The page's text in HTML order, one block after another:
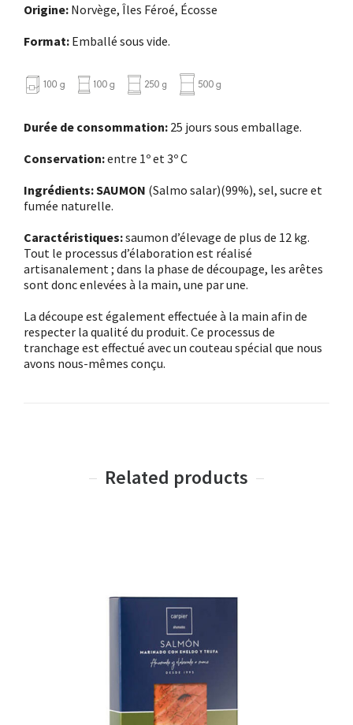
Origine: Norvège, Îles Féroé, Écosse
Format: Emballé sous vide.
Durée de consommation: 25 jours sous emballage.
Conservation:entre 1º et 3º C
Ingrédients: SAUMON (Salmo salar)(99%), sel, sucre et
fumée naturelle.
Caractéristiques:saumon d’élevage de plus de 12 kg.
Tout le processus d’élaboration est réalisé
artisanalement ; dans la phase de découpage, les arêtes
sont donc enlevées à la main, une par une.
La découpe est également effectuée à la main afin de
respecter la qualité du produit. Ce processus de
tranchage est effectué avec un couteau spécial que nous
avons nous-mêmes conçu.
Related products